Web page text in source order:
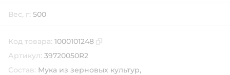
Вес, г: 500
Код товара: 1000101248
Артикул: 39720050R2
Состав: Мука из зерновых культур,